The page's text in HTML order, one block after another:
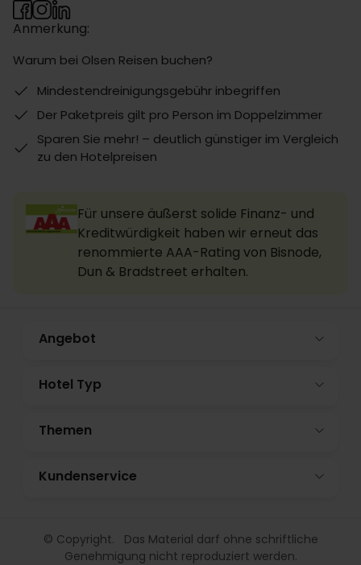
Anmerkung:
Warum bei Olsen Reisen buchen?
Mindestendreinigungsgebühr inbegriffen
Der Paketpreis gilt pro Person im Doppelzimmer
Sparen Sie mehr! – deutlich günstiger im Vergleich
zu den Hotelpreisen
Für unsere äußerst solide Finanz- und
Kreditwürdigkeit haben wir erneut das
renommierte AAA-Rating von Bisnode,
Dun & Bradstreet erhalten.
Angebot
Hotel Typ
Themen
Kundenservice
© Copyright. Das Material darf ohne schriftliche
Genehmigung nicht reproduziert werden.